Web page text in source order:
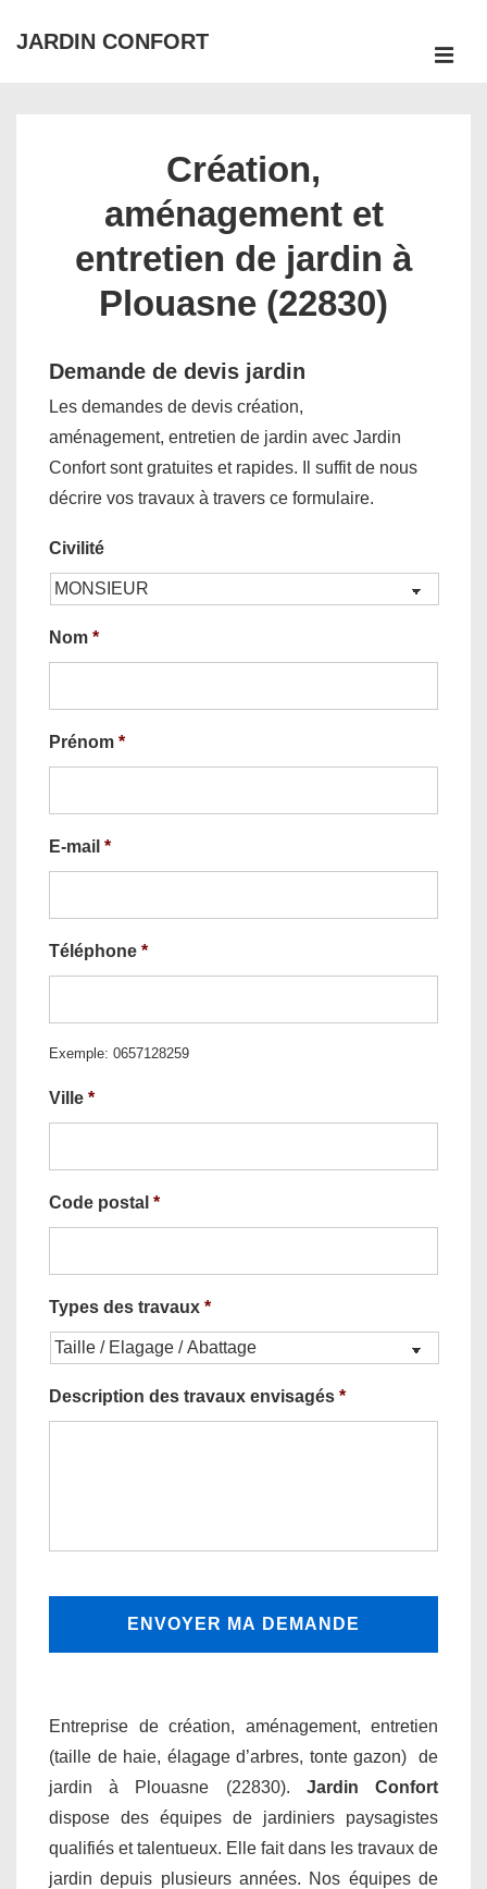
passer
JARDIN CONFORT
Création,
aménagement et
entretien de jardin à
Plouasne (22830)
Demande de devis jardin
Les demandes de devis création,
aménagement, entretien de jardin avec Jardin
Confort sont gratuites et rapides. Il suffit de nous
décrire vos travaux à travers ce formulaire.
Civilité
Nom *
Prénom *
E-mail *
Téléphone *
Exemple: 0657128259
Ville *
Code postal *
Types des travaux *
Description des travaux envisagés *
Entreprise de création, aménagement, entretien
(taille de haie, élagage d’arbres, tonte gazon) de
jardin à Plouasne (22830). Jardin Confort
dispose des équipes de jardiniers paysagistes
qualifiés et talentueux. Elle fait dans les travaux de
jardin depuis plusieurs années. Nos équipes de